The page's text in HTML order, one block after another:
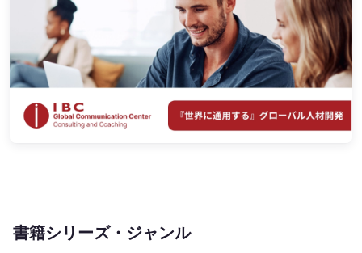
書籍シリーズ・ジャンル